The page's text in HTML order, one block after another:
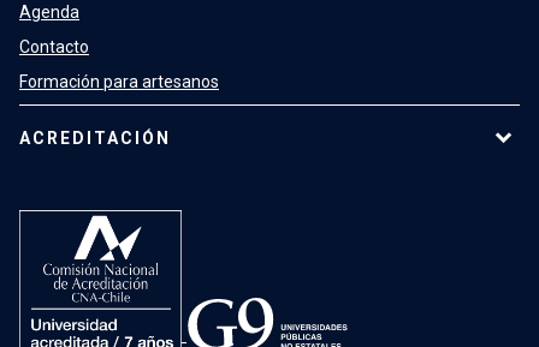
Agenda
Contacto
Formación para artesanos
ACREDITACIÓN